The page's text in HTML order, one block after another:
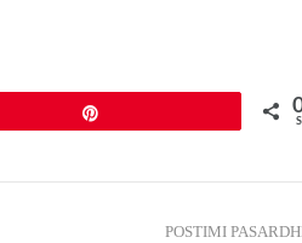
POSTIMI